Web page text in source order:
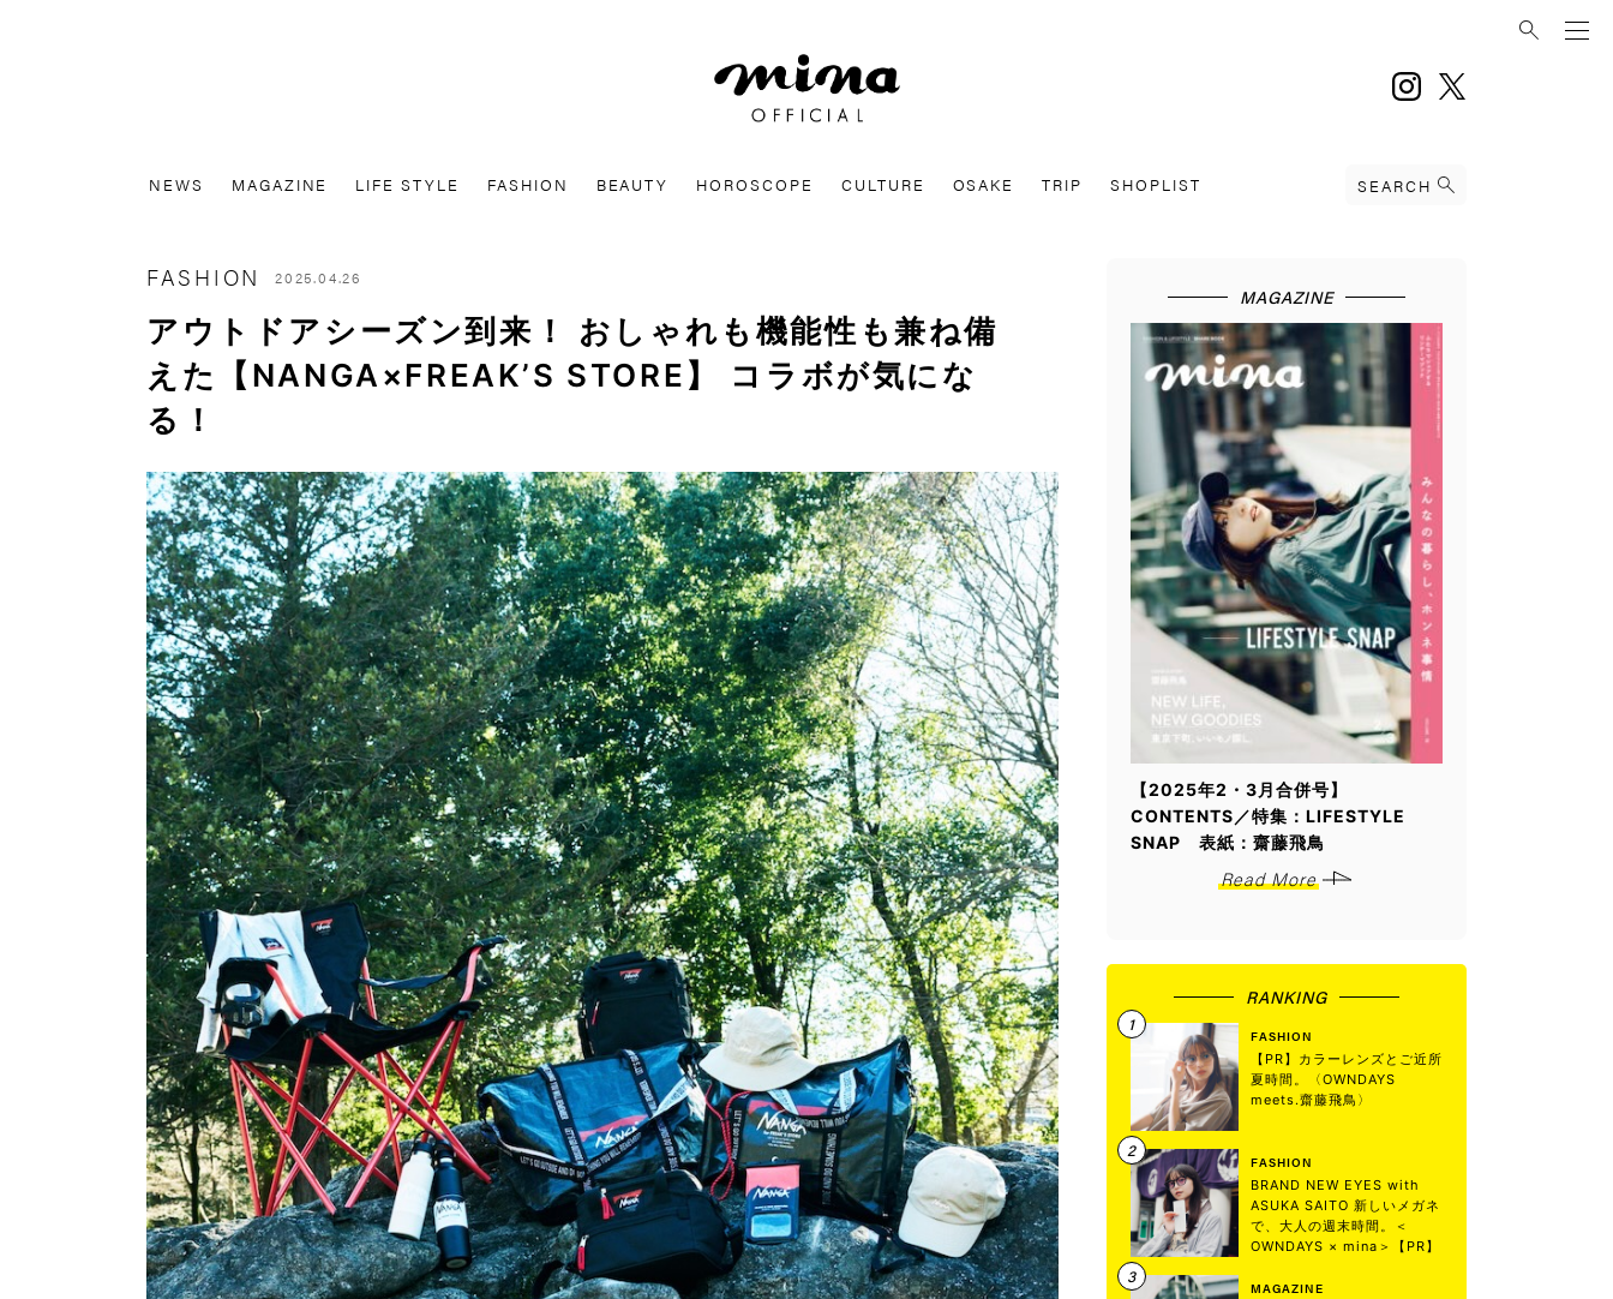
instagram
NEWS MAGAZINE LIFE STYLE FASHION BEAUTY HOROSCOPE CULTURE OSAKE TRIP SHOPLIST SEARCH
FASHION 2025.04.26
アウトドアシーズン到来！ おしゃれも機能性も兼ね備
えた【NANGA×FREAK’S STORE】 コラボが気にな
る！
MAGAZINE
【2025年2・3月合併号】
CONTENTS／特集：LIFESTYLE
SNAP 表紙：齋藤飛鳥
Read More
RANKING
FASHION
【PR】カラーレンズとご近所
夏時間。〈OWNDAYS
meets.齋藤飛鳥〉
FASHION
BRAND NEW EYES with
ASUKA SAITO 新しいメガネ
で、大人の週末時間。＜
OWNDAYS × mina＞【PR】
MAGAZINE